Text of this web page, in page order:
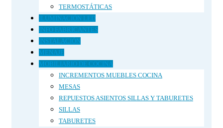
TERMOSTÁTICAS
ILUMINACIÓN LED
INFO FABRICANTES
INSTALACIÓN
MENAJE
MOBILIARIO DE COCINA
INCREMENTOS MUEBLES COCINA
MESAS
REPUESTOS ASIENTOS SILLAS Y TABURETES
SILLAS
TABURETES